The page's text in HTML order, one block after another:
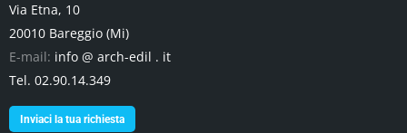
Via Etna, 10
20010 Bareggio (Mi)
E-mail: info @ arch-edil . it
Tel. 02.90.14.349
Inviaci la tua richiesta